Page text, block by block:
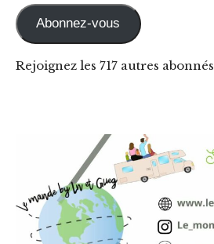
Abonnez-vous
Rejoignez les 717 autres abonnés